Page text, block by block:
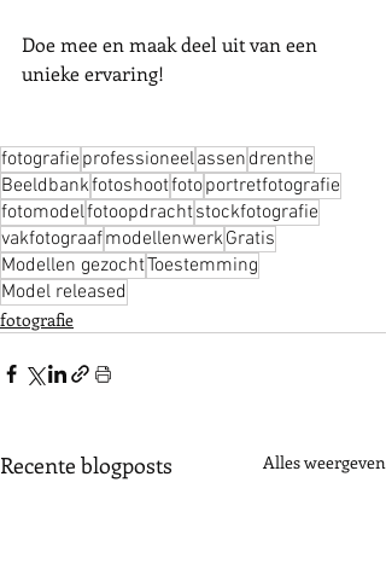
Doe mee en maak deel uit van een
unieke ervaring!
fotografie professioneelassen drenthe
Beeldbankfotoshootfotoportretfotografie
fotomodelfotoopdrachtstockfotografie
vakfotograafmodellenwerkGratis
Modellen gezochtToestemming
Model released
fotografie
Recente blogposts Alles weergeven